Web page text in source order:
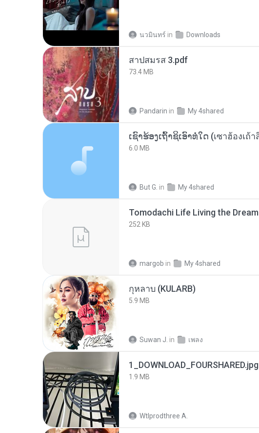
นวมินทร์ in Downloads
สาปสมรส 3.pdf
73.4 MB
Pandarin in My 4shared
6.0 MB
But G. in My 4shared
252 KB
margob in My 4shared
กุหลาบ (KULARB)
5.9 MB
Suwan J. in เพลง
1_DOWNLOAD_FOURSHARED.jpg
1.9 MB
Wtlprodthree A.